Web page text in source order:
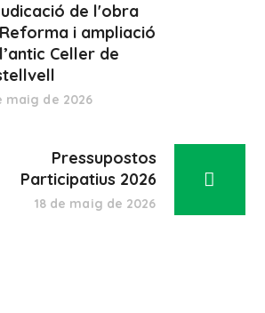
de l'obra
i ampliació
Celler de
maig de 2026
Pressupostos
Participatius 2026
18 de maig de 2026